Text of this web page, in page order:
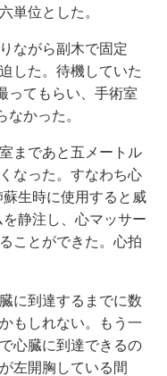
単位とした。
ながら副木で固定
した。待機していた
ってもらい、手術室
かった。
まであと五メートル
なった。すなわち心
生時に使用すると威
静注し、心マッサー
ことができた。心拍
に到達するまでに数
もしれない。もう一
心臓に到達できるの
左開胸している間